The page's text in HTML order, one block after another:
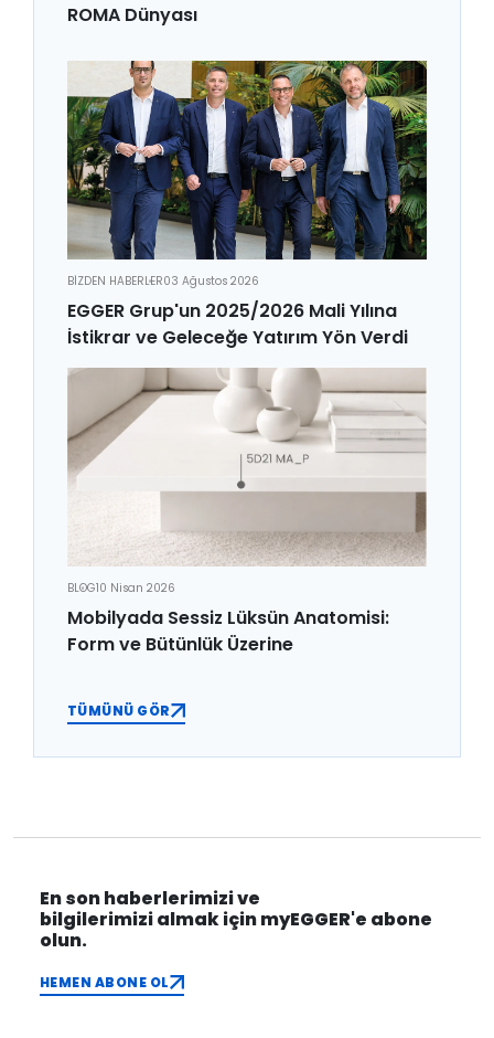
ROMA Dünyası
BİZDEN HABERLER03 Ağustos 2026
EGGER Grup'un 2025/2026 Mali Yılına
İstikrar ve Geleceğe Yatırım Yön Verdi
BLOG10 Nisan 2026
Mobilyada Sessiz Lüksün Anatomisi:
Form ve Bütünlük Üzerine
TÜMÜNÜ GÖR
En son haberlerimizi ve
bilgilerimizi almak için myEGGER'e abone
olun.
HEMEN ABONE OL